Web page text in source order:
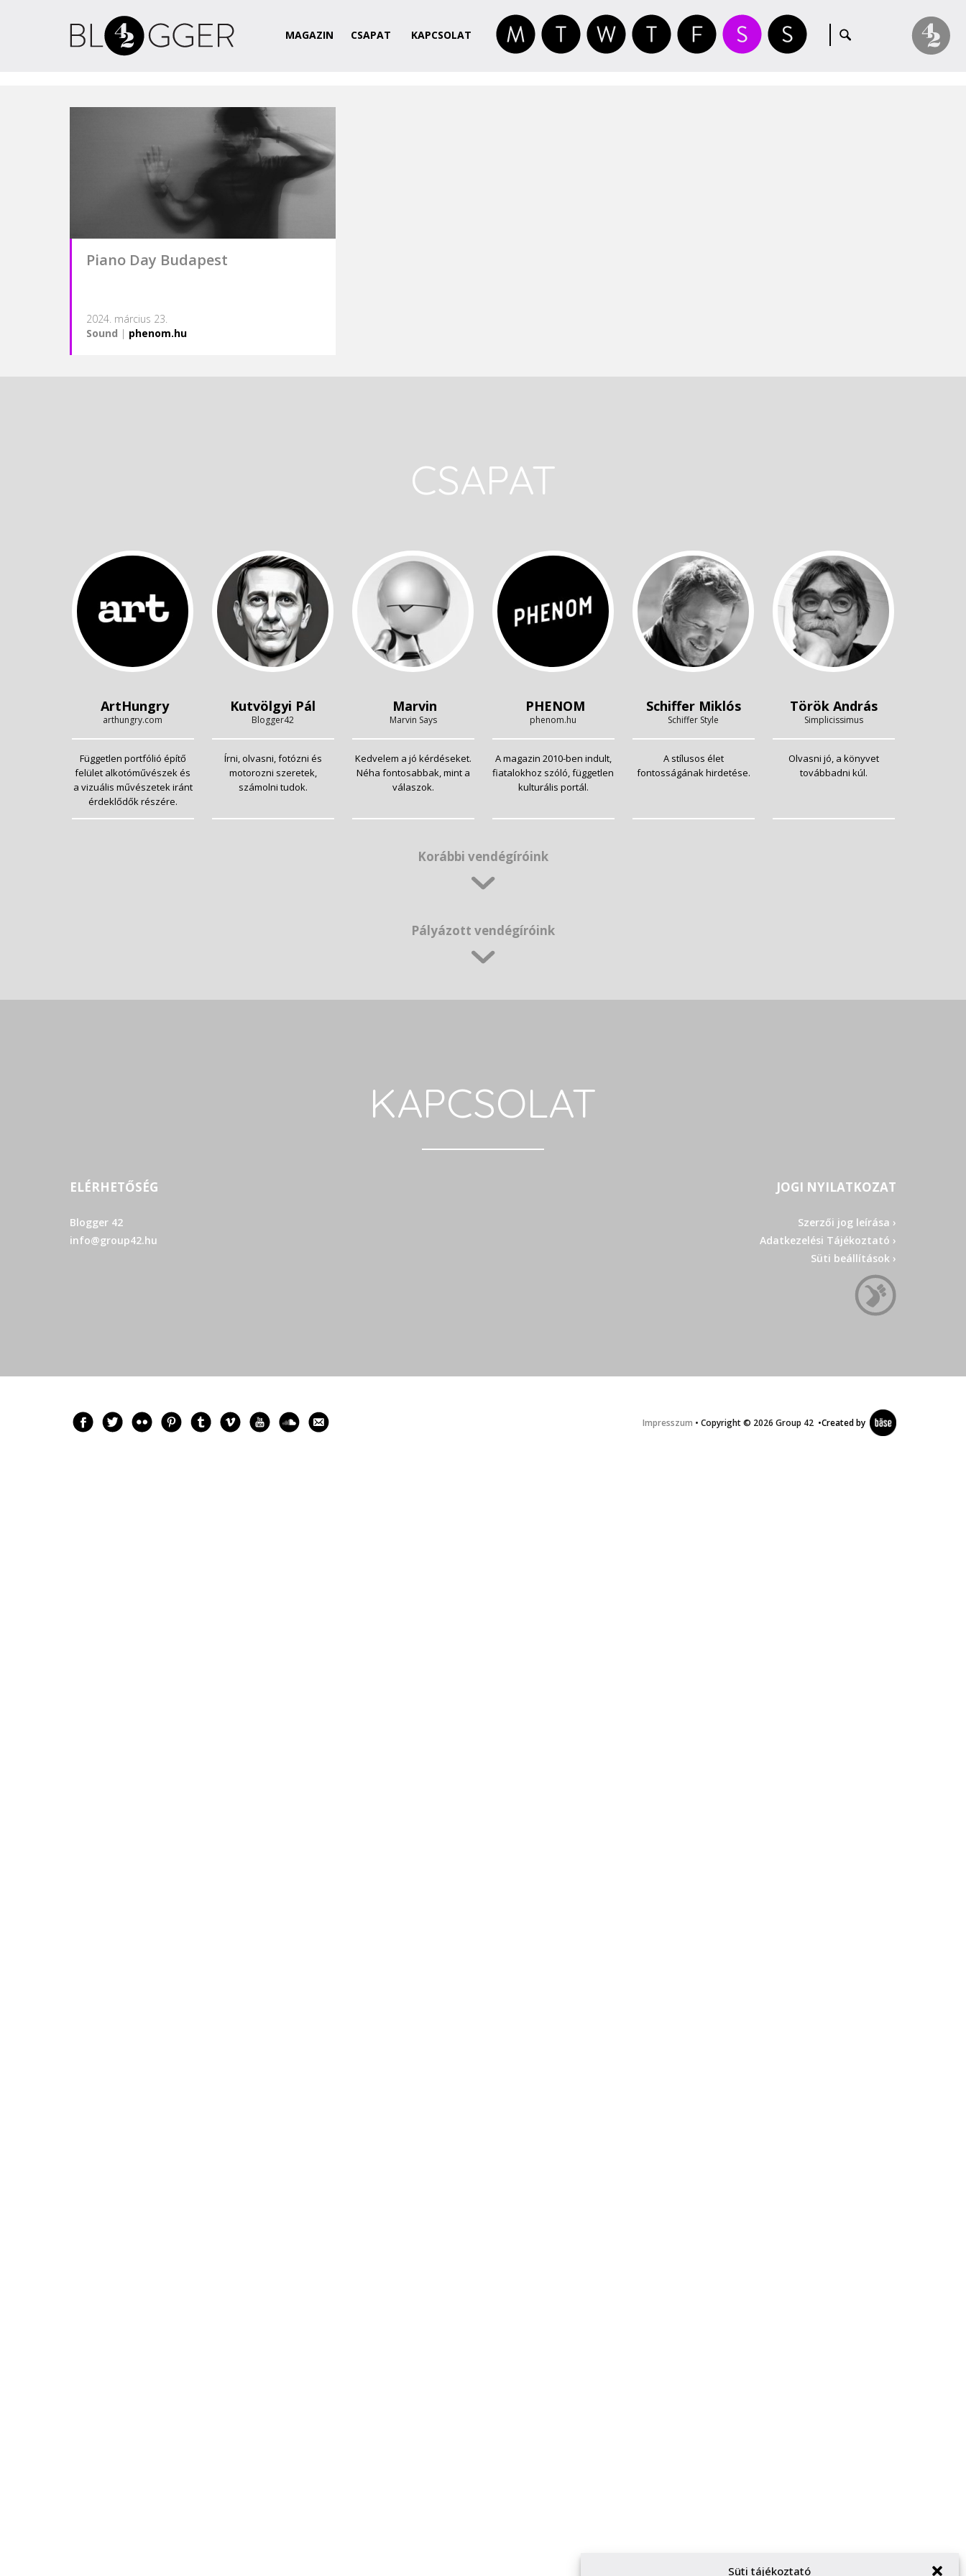
Süti tájékoztató
MAGAZIN CSAPAT KAPCSOLAT
Piano Day Budapest
2024. március 23.
Sound | phenom.hu
CSAPAT
ArtHungry
arthungry.com
Független portfólió építő
felület alkotóművészek és
a vizuális művészetek iránt
érdeklődők részére.
Kutvölgyi Pál
Blogger42
Írni, olvasni, fotózni és
motorozni szeretek,
számolni tudok.
Marvin
Marvin Says
Kedvelem a jó kérdéseket.
Néha fontosabbak, mint a
válaszok.
PHENOM
phenom.hu
A magazin 2010-ben indult,
fiatalokhoz szóló, független
kulturális portál.
Schiffer Miklós
Schiffer Style
A stílusos élet
fontosságának hirdetése.
Török András
Simplicissimus
Olvasni jó, a könyvet
továbbadni kúl.
Korábbi vendégíróink
Pályázott vendégíróink
KAPCSOLAT
ELÉRHETŐSÉG
Blogger 42
info@group42.hu
JOGI NYILATKOZAT
Szerzői jog leírása ›
Adatkezelési Tájékoztató ›
Süti beállítások ›
Impresszum • Copyright © 2026 Group 42 •Created by